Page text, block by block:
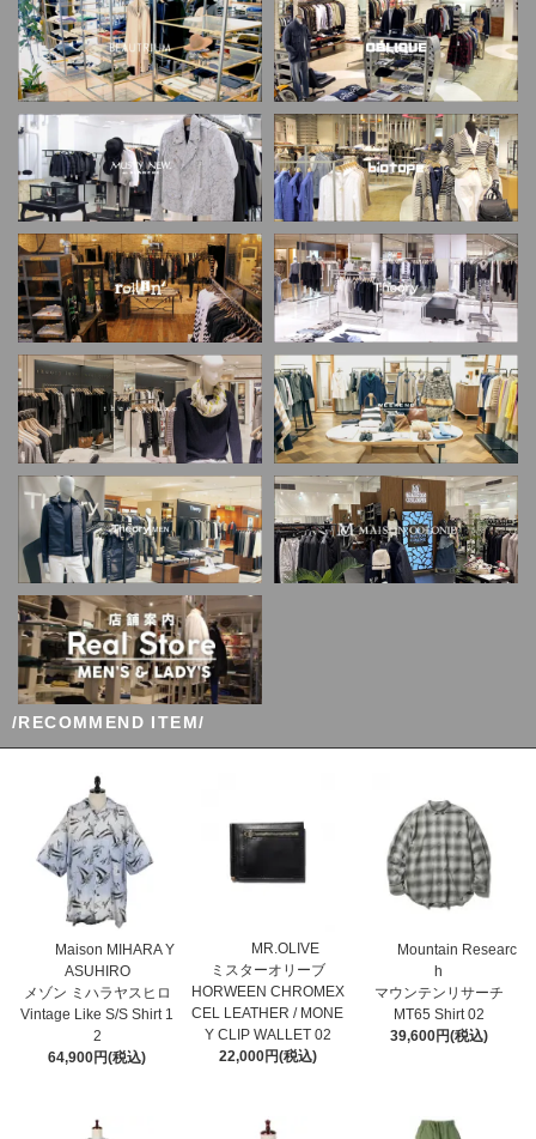
/RECOMMEND ITEM/
Maison MIHARA Y
ASUHIRO
メゾン ミハラヤスヒロ
Vintage Like S/S Shirt 1
2
64,900円(税込)
MR.OLIVE
ミスターオリーブ
HORWEEN CHROMEX
CEL LEATHER / MONE
Y CLIP WALLET 02
22,000円(税込)
Mountain Researc
h
マウンテンリサーチ
MT65 Shirt 02
39,600円(税込)